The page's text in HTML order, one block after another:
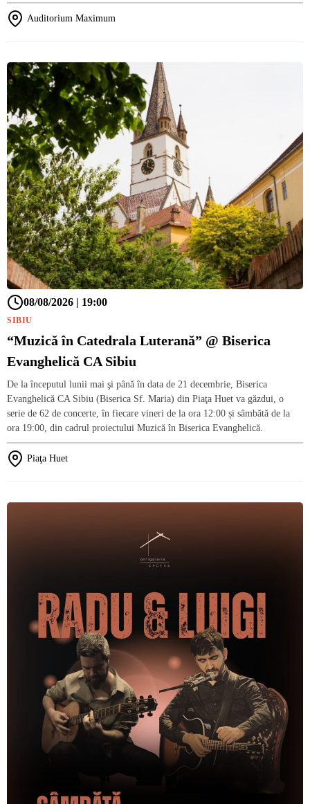
Auditorium Maximum
08/08/2026 | 19:00
SIBIU
“Muzică în Catedrala Luterană” @ Biserica
Evanghelică CA Sibiu
De la începutul lunii mai şi până în data de 21 decembrie, Biserica
Evanghelică CA Sibiu (Biserica Sf. Maria) din Piaţa Huet va găzdui, o
serie de 62 de concerte, în fiecare vineri de la ora 12:00 și sâmbătă de la
ora 19:00, din cadrul proiectului Muzică în Biserica Evanghelică.
Piaţa Huet